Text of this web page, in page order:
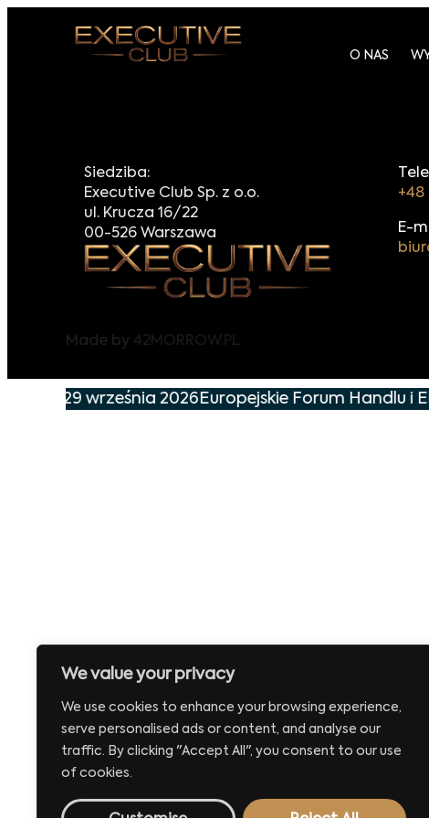
We value your privacy
We use cookies to enhance your browsing experience,
serve personalised ads or content, and analyse our
traffic. By clicking "Accept All", you consent to our use
of cookies.
O NAS
Siedziba:
Executive Club Sp. z o.o.
ul. Krucza 16/22
00-526 Warszawa
+48
E-
Made by 42MORROW.PL
już 29 września 2026Europejskie Forum Handlu i